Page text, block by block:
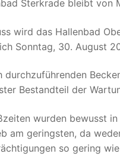
Sterkrade bleibt von
wird das Hallenbad
Sonntag, 30. August
durchzuführenden
Bestandteil der
wurden bewusst
am geringsten, da
so gering